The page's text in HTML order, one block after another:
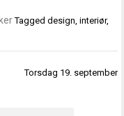
Taggeddesign,interiør,
Torsdag 19. september